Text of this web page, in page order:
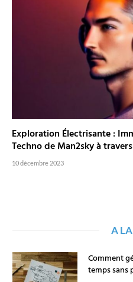
Exploration Électrisante :
Techno de Man2sky à
10 décembre 2023
A
Comment
temps sans